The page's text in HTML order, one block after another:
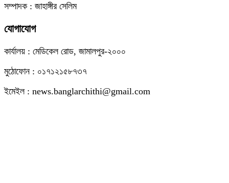
সম্পাদক : জাহাঙ্গীর সেলিম
যোগাযোগ
কার্যালয় : মেডিকেল রোড, জামালপুর-২০০০
মুঠোফোন : ০১৭১২১৫৮৭৩৭
ইমেইল : news.banglarchithi@gmail.com